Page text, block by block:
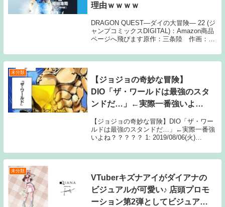
理由ｗｗｗｗ
DRAGON QUEST―ダイの大冒険― 22 (ジ
ャンプコミックスDIGITAL)：Amazon商品
ページへ飛びます原作：三条陸 作画：稲
もロトの紋章のほうが面白いし 女キャラ可
愛いのに 2: 名...
未分類
【ジョジョの奇妙な冒険】
DIO「ザ・ワールドは最強のスタ
ンドだ…」←実際一番強いよ
【ジョジョの奇妙な冒険】DIO「ザ・ワー
ルドは最強のスタンドだ…」←実際一番強
いよね？？？？？ 1: 2019/08/06(火)
ちゃん速【ジョジョの奇妙な冒険】
DIO「ザ・ワー...
未分類
VTuberキズナアイがダイアナの
ビジュアルが可愛い♪ 店頭プロモ
ーション第2弾としてビジュアル